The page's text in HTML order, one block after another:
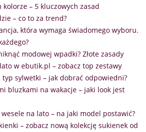
– 5 kluczowych zasad
– co to za trend?
która wymaga świadomego wyboru.
modowej wpadki? Złote zasady
w ebutik.pl – zobacz top zestawy
typ sylwetki – jak dobrać odpowiedni?
bluzkami na wakacje – jaki look jest
na lato – na jaki model postawić?
– zobacz nową kolekcję sukienek od